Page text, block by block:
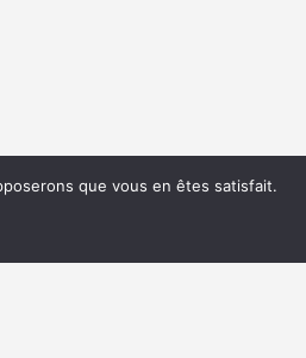
que vous en êtes satisfait.